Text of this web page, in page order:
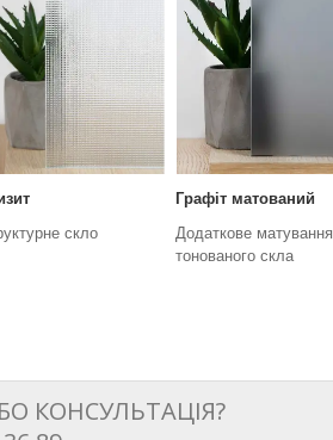
скло
Графіт матований
Додаткове матування
тонованого скла
КОНСУЛЬТАЦІЯ?